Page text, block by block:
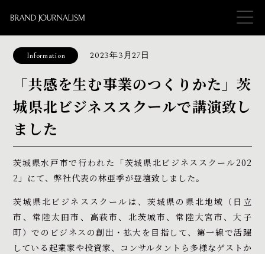
Information 2023年3月27日
「共感を生む事業のつくりかた」茨
城県北ビジネススクールで講演致し
ました
茨城県水戸市で行われた「茨城県北ビジネススクール202
2」にて、弊社代表の林亜季が登壇致しました。
茨城県北ビジネススクールは、茨城県の県北地域（日立
市、常陸太田市、高萩市、北茨城市、常陸大宮市、大子
町）でのビジネスの創出・拡大を目指して、第一線で活躍
している起業家や投資家、コンサルタントら多様なゲストか